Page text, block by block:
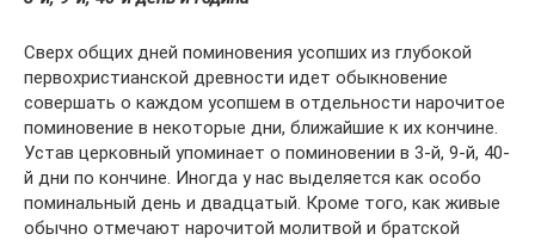
Сверх общих дней поминовения усопших из глубокой
первохристианской древности идет обыкновение
совершать о каждом усопшем в отдельности нарочитое
поминовение в некоторые дни, ближайшие к их кончине.
Устав церковный упоминает о поминовении в 3-й, 9-й, 40-
й дни по кончине. Иногда у нас выделяется как особо
поминальный день и двадцатый. Кроме того, как живые
обычно отмечают нарочитой молитвой и братской